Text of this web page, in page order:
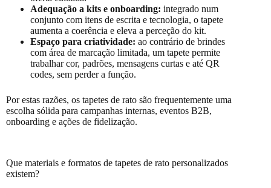
Adequação a kits e onboarding: integrado num
conjunto com itens de escrita e tecnologia, o tapete
aumenta a coerência e eleva a perceção do kit.
Espaço para criatividade: ao contrário de brindes
com área de marcação limitada, um tapete permite
trabalhar cor, padrões, mensagens curtas e até QR
codes, sem perder a função.
Por estas razões, os tapetes de rato são frequentemente uma
escolha sólida para campanhas internas, eventos B2B,
onboarding e ações de fidelização.
Que materiais e formatos de tapetes de rato personalizados
existem?